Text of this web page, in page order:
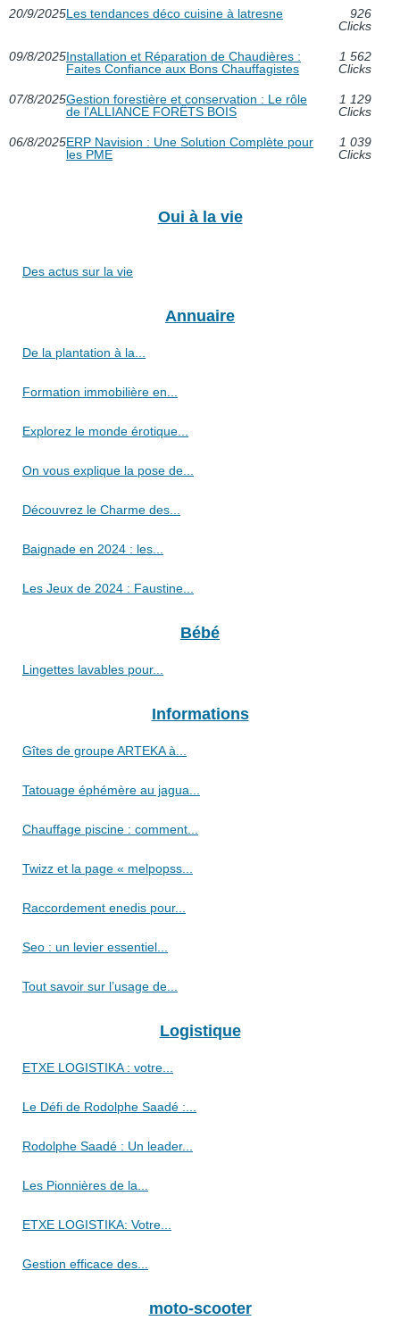
20/9/2025Les tendances déco cuisine à latresne
926
Clicks
09/8/2025Installation et Réparation de Chaudières :
Faites Confiance aux Bons Chauffagistes
1 562
Clicks
07/8/2025Gestion forestière et conservation : Le rôle
de l'ALLIANCE FORÊTS BOIS
1 129
Clicks
06/8/2025ERP Navision : Une Solution Complète pour
les PME
1 039
Clicks
Oui à la vie
Des actus sur la vie
Annuaire
De la plantation à la...
Formation immobilière en...
Explorez le monde érotique...
On vous explique la pose de...
Découvrez le Charme des...
Baignade en 2024 : les...
Les Jeux de 2024 : Faustine...
Bébé
Lingettes lavables pour...
Informations
Gîtes de groupe ARTEKA à...
Tatouage éphémère au jagua...
Chauffage piscine : comment...
Twizz et la page « melpopss...
Raccordement enedis pour...
Seo : un levier essentiel...
Tout savoir sur l’usage de...
Logistique
ETXE LOGISTIKA : votre...
Le Défi de Rodolphe Saadé :...
Rodolphe Saadé : Un leader...
Les Pionnières de la...
ETXE LOGISTIKA: Votre...
Gestion efficace des...
moto-scooter